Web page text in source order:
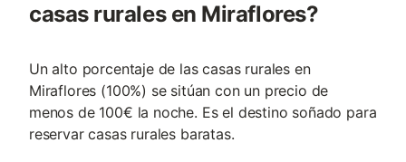
casas rurales en Miraflores?
Un alto porcentaje de las casas rurales en
Miraflores (100%) se sitúan con un precio de
menos de 100€ la noche. Es el destino soñado para
reservar casas rurales baratas.